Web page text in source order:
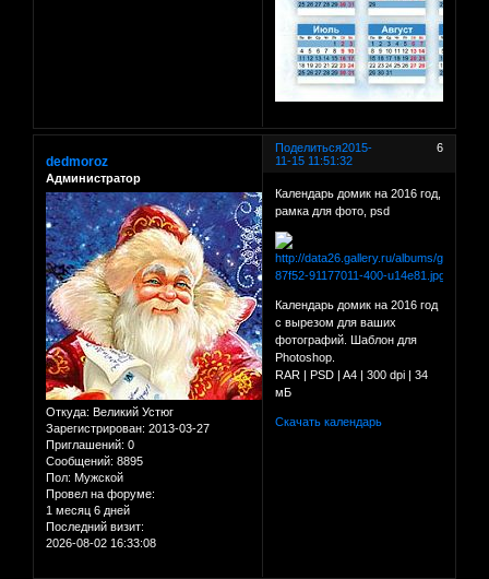
Поделиться 6
2015-
11-15 11:51:32
dedmoroz
Администратор
Откуда: Великий Устюг
Зарегистрирован: 2013-03-27
Приглашений: 0
Сообщений: 8895
Пол: Мужской
Провел на форуме:
1 месяц 6 дней
Последний визит:
2026-08-02 16:33:08
Календарь домик на 2016 год,
рамка для фото, psd
Календарь домик на 2016 год
с вырезом для ваших
фотографий. Шаблон для
Photoshop.
RAR | PSD | A4 | 300 dpi | 34
мБ
Скачать календарь